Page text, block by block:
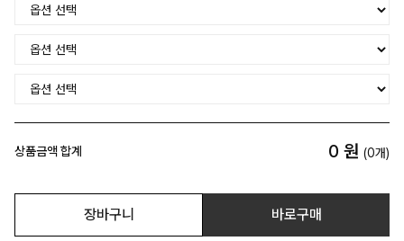
상품금액 합계 0 원 (0개)
장바구니 바로구매